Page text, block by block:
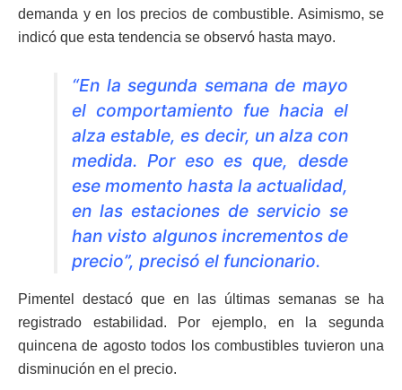
demanda y en los precios de combustible. Asimismo, se
indicó que esta tendencia se observó hasta mayo.
“En la segunda semana de mayo
el comportamiento fue hacia el
alza estable, es decir, un alza con
medida. Por eso es que, desde
ese momento hasta la actualidad,
en las estaciones de servicio se
han visto algunos incrementos de
precio”, precisó el funcionario.
Pimentel destacó que en las últimas semanas se ha
registrado estabilidad. Por ejemplo, en la segunda
quincena de agosto todos los combustibles tuvieron una
disminución en el precio.